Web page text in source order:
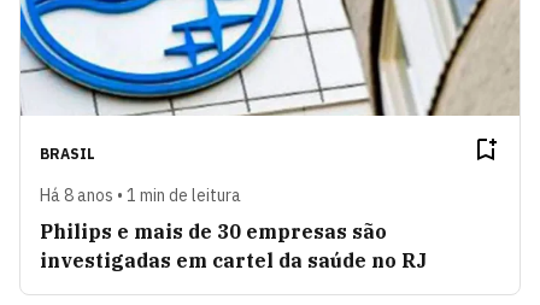
BRASIL
Há 8 anos • 1 min de leitura
Philips e mais de 30 empresas são
investigadas em cartel da saúde no RJ